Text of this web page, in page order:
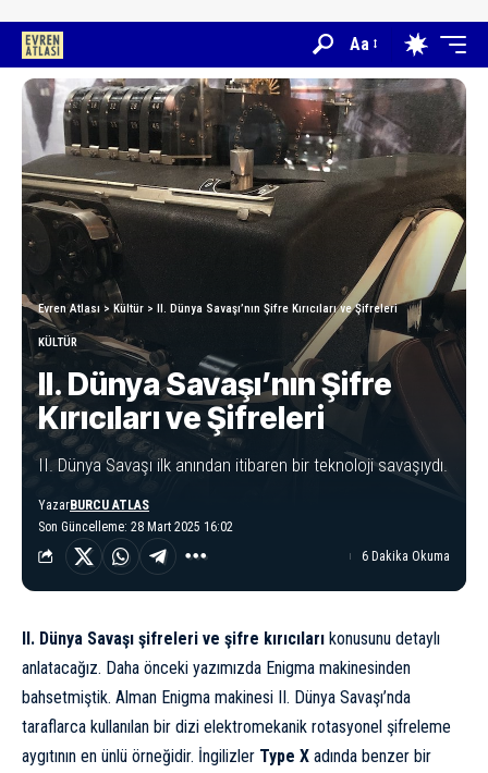
Aa
Evren Atlası > Kültür > II. Dünya Savaşı’nın Şifre Kırıcıları ve Şifreleri
KÜLTÜR
II. Dünya Savaşı’nın Şifre
Kırıcıları ve Şifreleri
II. Dünya Savaşı ilk anından itibaren bir teknoloji savaşıydı.
Son Güncelleme: 28 Mart 2025 16:02
YazarBURCU ATLAS
6 Dakika Okuma
II. Dünya Savaşı şifreleri ve şifre kırıcıları konusunu detaylı
anlatacağız. Daha önceki yazımızda Enigma makinesinden
bahsetmiştik. Alman Enigma makinesi II. Dünya Savaşı’nda
taraflarca kullanılan bir dizi elektromekanik rotasyonel şifreleme
aygıtının en ünlü örneğidir. İngilizler Type X adında benzer bir